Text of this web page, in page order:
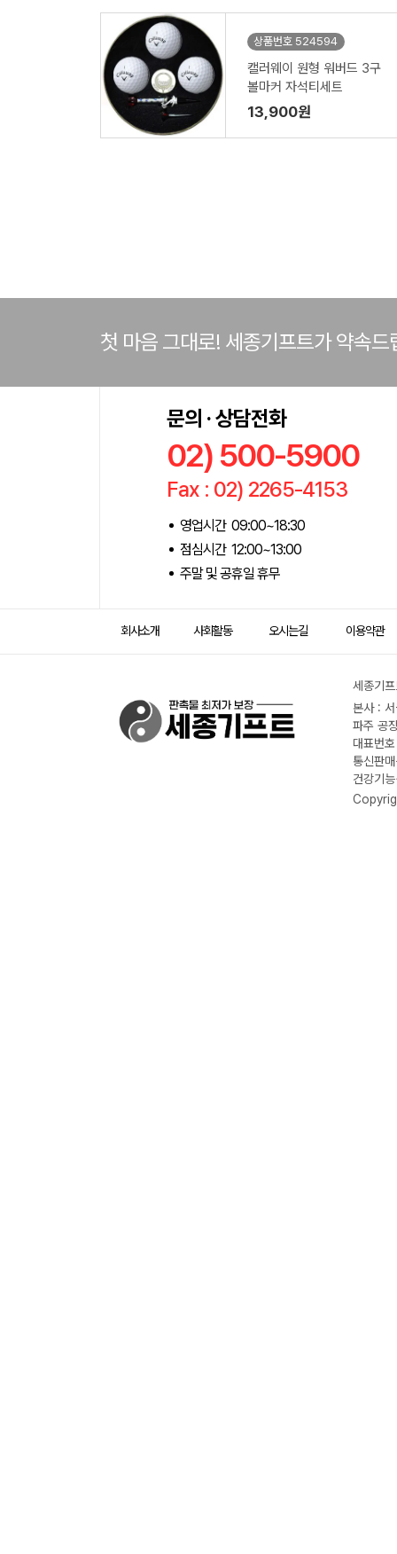
상품번호 524594
캘러웨이 원형 워버드 3구
볼마커 자석티세트
13,900원
첫 마음 그대로! 세종기프트가 약속드
문의 · 상담전화
02) 500-5900
Fax : 02) 2265-4153
영업시간 09:00~18:30
점심시간 12:00~13:00
주말 및 공휴일 휴무
회사소개 사회활동 오시는길 이용약관
세종기
본사 :
파주 공
대표번
통신판
건강기